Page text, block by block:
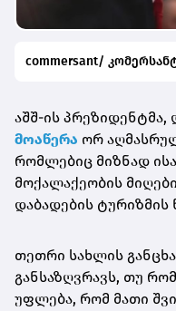
commersant/
აშშ-ის
მოაწერა ორ
რომლებიც მიზნად
მოქალაქეობის
დაბადების
თეთრი სახლის
განსაზღვრავს, თუ
უფლება, რომ მათი